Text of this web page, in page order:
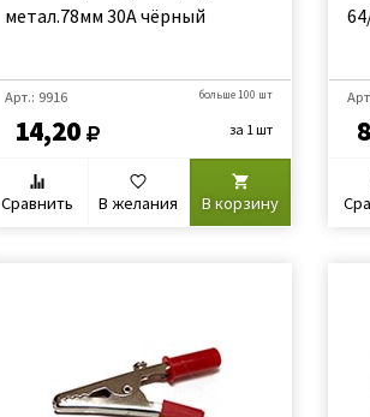
метал.78мм 30А чёрный
Арт.: 9916
14,20
больше 100 шт
за 1 шт
Сравнить В желания В корзину